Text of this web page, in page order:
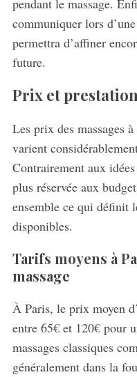
pendant le massage.
communiquer lors
permettra d’affiner
future.
Prix et
Les prix des massages
varient
Contrairement aux
plus réservée aux
ensemble ce qui définit
disponibles.
Tarifs moyens à
massage
À Paris, le prix moyen
entre 65€ et 120€ pour
massages classiques
généralement dans la